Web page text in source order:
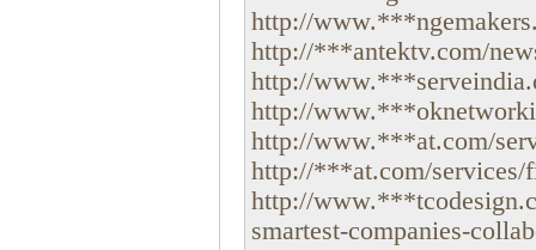
http://
http://***antektv.com/
http://
http://
http://www.***at.com/
http://***at.com/services/
http://
smartest-companies-